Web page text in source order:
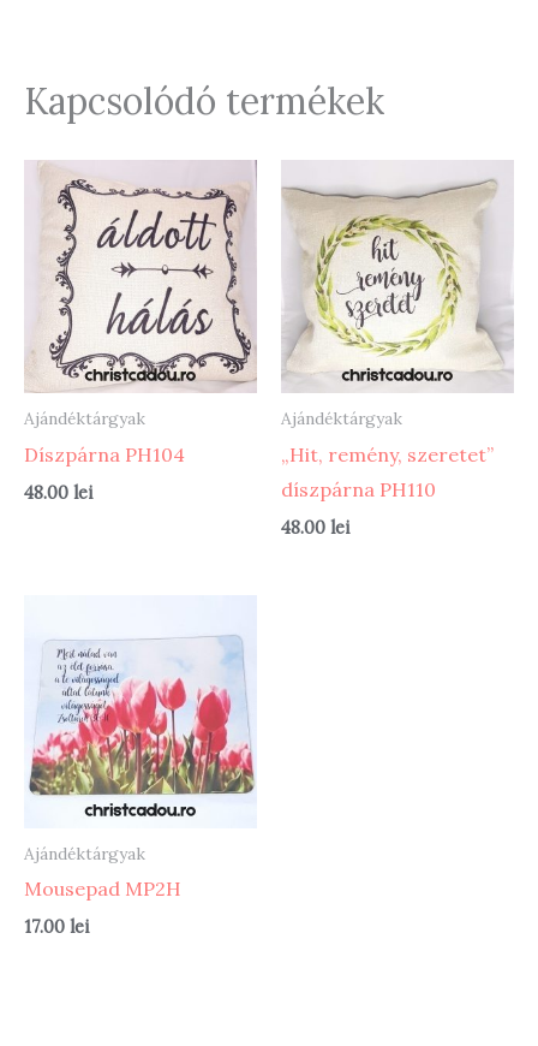
Kapcsolódó termékek
Ajándéktárgyak
Díszpárna PH104
48.00 lei
Ajándéktárgyak
„Hit, remény, szeretet”
díszpárna PH110
48.00 lei
Ajándéktárgyak
Mousepad MP2H
17.00 lei